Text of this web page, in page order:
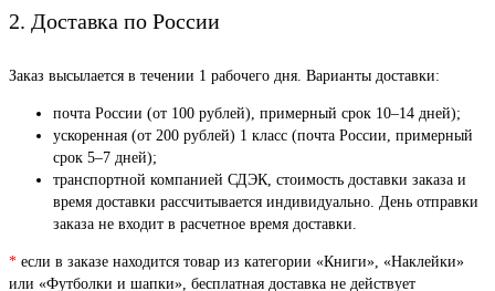
2. Доставка по России
Заказ высылается в течении 1 рабочего дня. Варианты доставки:
почта России (от 100 рублей), примерный срок 10–14 дней);
ускоренная (от 200 рублей) 1 класс (почта России, примерный
срок 5–7 дней);
транспортной компанией СДЭК, стоимость доставки заказа и
время доставки рассчитывается индивидуально. День отправки
заказа не входит в расчетное время доставки.
* если в заказе находится товар из категории «Книги», «Наклейки»
или «Футболки и шапки», бесплатная доставка не действует